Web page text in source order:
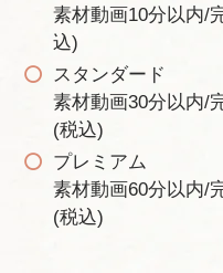
素材動画10分以内/
込)
スタンダード
素材動画30分以内/
(税込)
プレミアム
素材動画60分以内/
(税込)